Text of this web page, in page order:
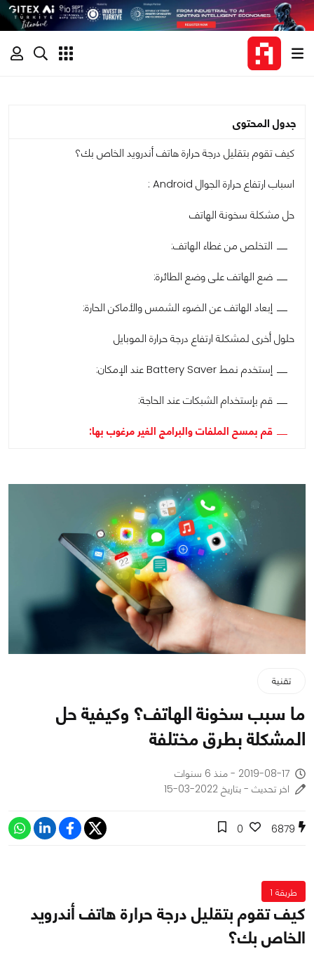
جدول المحتوى
كيف تقوم بتقليل درجة حرارة هاتف أندرويد الخاص بك؟
اسباب ارتفاع حرارة الجوال Android :
حل مشكلة سخونة الهاتف
التخلص من غطاء الهاتف:
ضع الهاتف على وضع الطائرة:
إبعاد الهاتف عن الضوء الشمس والأماكن الحارة:
حلول أخرى لمشكلة ارتفاع درجة حرارة الموبايل
إستخدم نمط Battery Saver عند الإمكان:
قم بإستخدام الشبكات عند الحاجة:
قم بمسح الملفات والبرامج الغير مرغوب بها:
تقنية
ما سبب سخونة الهاتف؟ وكيفية حل
المشكلة بطرق مختلفة
2019-08-17 - منذ 6 سنوات
اخر تحديث - بتاريخ 2022-03-15
6879
0
طريقة 1
كيف تقوم بتقليل درجة حرارة هاتف أندرويد
الخاص بك؟